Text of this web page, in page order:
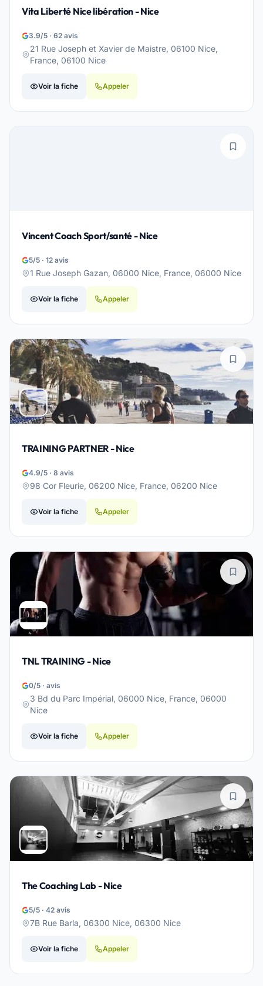
Vita Liberté Nice libération - Nice
3.9/5 · 62 avis
21 Rue Joseph et Xavier de Maistre, 06100 Nice,
France, 06100 Nice
Voir la fiche Appeler
Vincent Coach Sport/santé - Nice
5/5 · 12 avis
1 Rue Joseph Gazan, 06000 Nice, France, 06000 Nice
Voir la fiche Appeler
TRAINING PARTNER - Nice
4.9/5 · 8 avis
98 Cor Fleurie, 06200 Nice, France, 06200 Nice
Voir la fiche Appeler
TNL TRAINING - Nice
0/5 · avis
3 Bd du Parc Impérial, 06000 Nice, France, 06000
Nice
Voir la fiche Appeler
The Coaching Lab - Nice
5/5 · 42 avis
7B Rue Barla, 06300 Nice, 06300 Nice
Voir la fiche Appeler